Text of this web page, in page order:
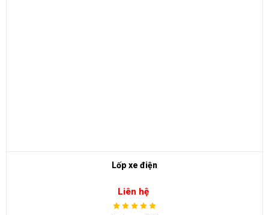
Đèn báo bình 36v - 48v
Liên hệ